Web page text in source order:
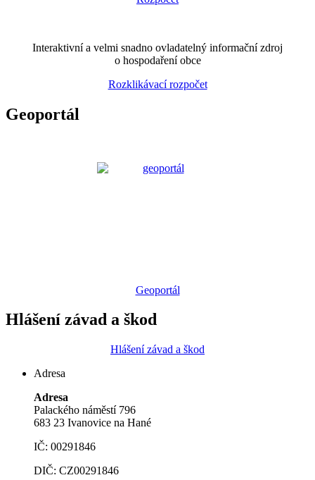
Interaktivní a velmi snadno ovladatelný informační zdroj
o hospodaření obce
Rozklikávací rozpočet
Geoportál
Geoportál
Hlášení závad a škod
Hlášení závad a škod
Adresa
Adresa
Palackého náměstí 796
683 23 Ivanovice na Hané
IČ: 00291846
DIČ: CZ00291846